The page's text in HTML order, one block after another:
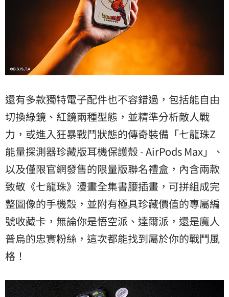
還有多款獨特電子配件也不容錯過，包括能自由
切換綠鏡、紅鏡兩種型態，並精準分析敵人戰
力，或進入狂暴戰鬥狀態的傳奇裝備「七龍珠Z
能量探測器珍藏版耳機保護殼 - AirPods Max」、
以及僅限官網發售的限量版聯名禮盒，內含兩款
致敬《七龍珠》漫畫全集書腰插畫，可拼組成完
整圖像的手機殼，並附有極具珍藏價值的專屬編
號收藏卡，無論你是悟空派、達爾派，還是魔人
普烏的忠實粉絲，這次都能找到屬於你的戰鬥風
格！